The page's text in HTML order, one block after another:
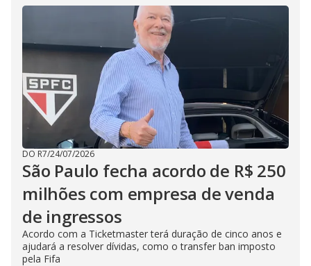
DO R7/24/07/2026
São Paulo fecha acordo de R$ 250
milhões com empresa de venda
de ingressos
Acordo com a Ticketmaster terá duração de cinco anos e
ajudará a resolver dívidas, como o transfer ban imposto
pela Fifa